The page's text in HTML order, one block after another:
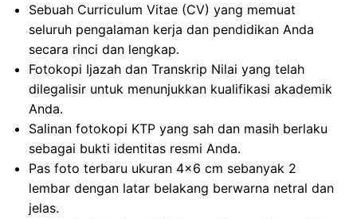
Sebuah Curriculum Vitae (CV) yang memuat
seluruh pengalaman kerja dan pendidikan Anda
secara rinci dan lengkap.
Fotokopi Ijazah dan Transkrip Nilai yang telah
dilegalisir untuk menunjukkan kualifikasi akademik
Anda.
Salinan fotokopi KTP yang sah dan masih berlaku
sebagai bukti identitas resmi Anda.
Pas foto terbaru ukuran 4×6 cm sebanyak 2
lembar dengan latar belakang berwarna netral dan
jelas.